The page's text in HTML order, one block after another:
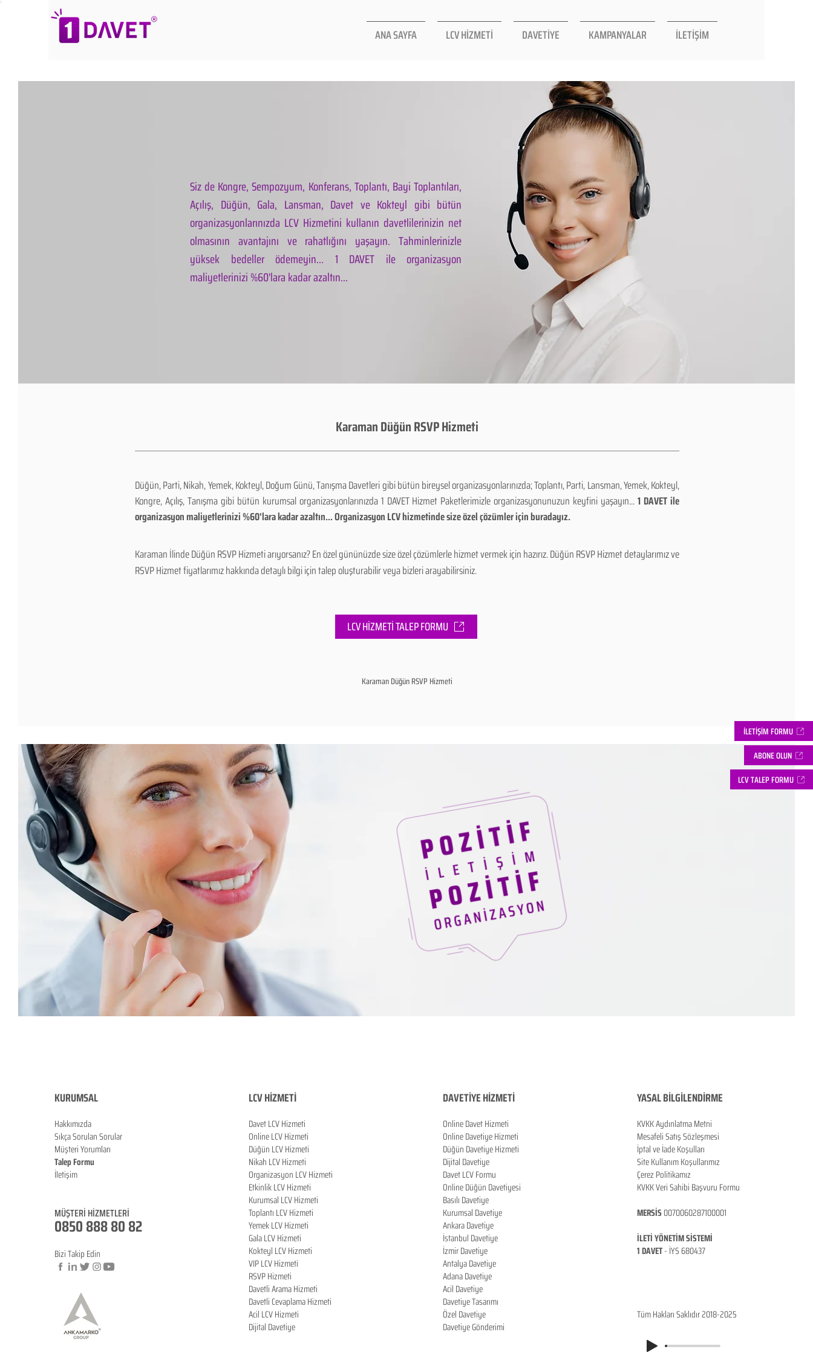
ANA SAYFA LCV HİZMETİ DAVETİYE KAMPANYALAR İLETİŞİM
ABONE OLUN
LCV TALEP FORMU
İLETİŞİM FORMU
Siz de Kongre, Sempozyum, Konferans, Toplantı, Bayi Toplantıları,
Açılış, Düğün, Gala, Lansman, Davet ve Kokteyl gibi bütün
organizasyonlarınızda LCV Hizmetini kullanın davetlilerinizin net
olmasının avantajını ve rahatlığını yaşayın. Tahminlerinizle
yüksek bedeller ödemeyin... 1 DAVET ile organizasyon
maliyetlerinizi %60'lara kadar azaltın...
Karaman Düğün RSVP Hizmeti
Düğün, Parti, Nikah, Yemek, Kokteyl, Doğum Günü, Tanışma Davetleri gibi bütün bireysel organizasyonlarınızda; Toplantı, Parti, Lansman, Yemek, Kokteyl,
Kongre, Açılış, Tanışma gibi bütün kurumsal organizasyonlarınızda 1 DAVET Hizmet Paketlerimizle organizasyonunuzun keyfini yaşayın...1 DAVET ile
organizasyon maliyetlerinizi %60'lara kadar azaltın... Organizasyon LCV hizmetinde size özel çözümler için buradayız.
Karaman İlinde Düğün RSVP Hizmeti arıyorsanız? En özel gününüzde size özel çözümlerle hizmet vermek için hazırız. Düğün RSVP Hizmet detaylarımız ve
RSVP Hizmet fiyatlarımız hakkında detaylı bilgi için talep oluşturabilir veya bizleri arayabilirsiniz.
LCV HİZMETİ TALEP FORMU
Karaman Düğün RSVP Hizmeti
KURUMSAL
Hakkımızda
Sıkça Sorulan Sorular
Müşteri Yorumları
Talep Formu
İletişim
MÜŞTERİ HİZMETLERİ
0850 888 80 82
Bizi Takip Edin
© Copyright
LCV HİZMETİ
Davet LCV Hizmeti
Online LCV Hizmeti
Düğün LCV Hizmeti
Nikah LCV Hizmeti
Organizasyon LCV Hizmeti
Etkinlik LCV Hizmeti
Kurumsal LCV Hizmeti
Toplantı LCV Hizmeti
Yemek LCV Hizmeti
Gala LCV Hizmeti
Kokteyl LCV Hizmeti
VIP LCV Hizmeti
RSVP Hizmeti
Davetli Arama Hizmeti
Davetli Cevaplama Hizmeti
Acil LCV Hizmeti
Dijital Davetiye
DAVETİYE HİZMETİ
Online Davet Hizmeti
Online Davetiye Hizmeti
Düğün Davetiye Hizmeti
Dijital Davetiye
Davet LCV Formu
Online Düğün Davetiyesi
Basılı Davetiye
Kurumsal Davetiye
Ankara Davetiye
İstanbul Davetiye
İzmir Davetiye
Antalya Davetiye
Adana Davetiye
Acil Davetiye
Davetiye Tasarımı
Özel Davetiye
Davetiye Gönderimi
YASAL BİLGİLENDİRME
KVKK Aydınlatma Metni
Mesafeli Satış Sözleşmesi
İptal ve İade Koşulları
Site Kullanım Koşullarımız
Çerez Politikamız
KVKK Veri Sahibi Başvuru Formu
MERSİS0070060287100001
İLETİ YÖNETİM SİSTEMİ
1 DAVET- İYS 680437
Tüm Hakları Saklıdır 2018-2025